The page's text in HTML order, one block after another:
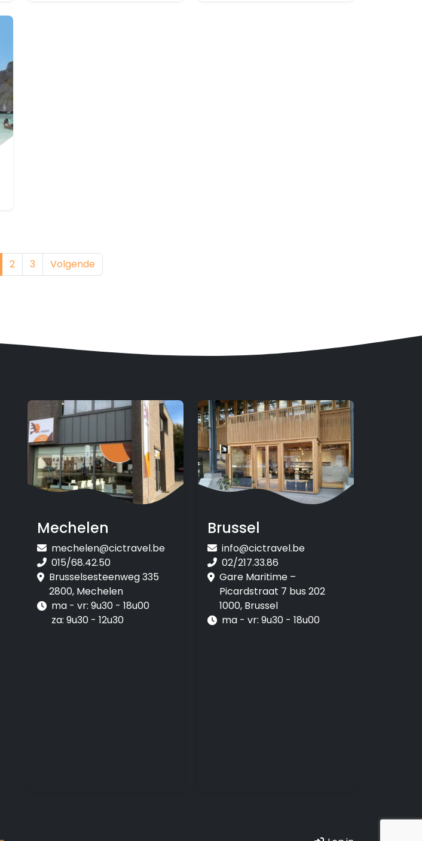
2 3 Volgende
Mechelen
mechelen@cictravel.be
015/68.42.50
Brusselsesteenweg 335
2800, Mechelen
ma - vr: 9u30 - 18u00
za: 9u30 - 12u30
Brussel
info@cictravel.be
02/217.33.86
Gare Maritime –
Picardstraat 7 bus 202
1000, Brussel
ma - vr: 9u30 - 18u00